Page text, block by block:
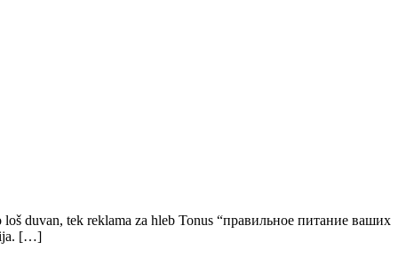
duvan, tek reklama za hleb Tonus “правильное питание ваших
[…]